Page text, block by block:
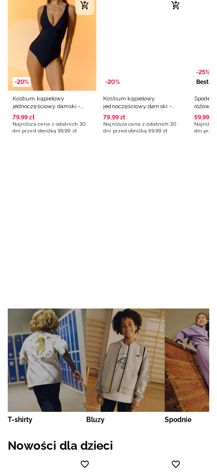
-20%
Kostium kąpielowy
jednoczęściowy damski -
czarny
79,99 zł
Najniższa cena z ostatnich 30
dni przed obniżką 99,99 zł
-20%
Kostium kąpielowy
jednoczęściowy damski -
różowy
79,99 zł
Najniższa cena z ostatnich 30
dni przed obniżką 99,99 zł
-25%
różowe
59,99
dni
Odkryj kolekcję Dowiedz się więcej
T-shirty Bluzy Spodnie
Nowości dla dzieci